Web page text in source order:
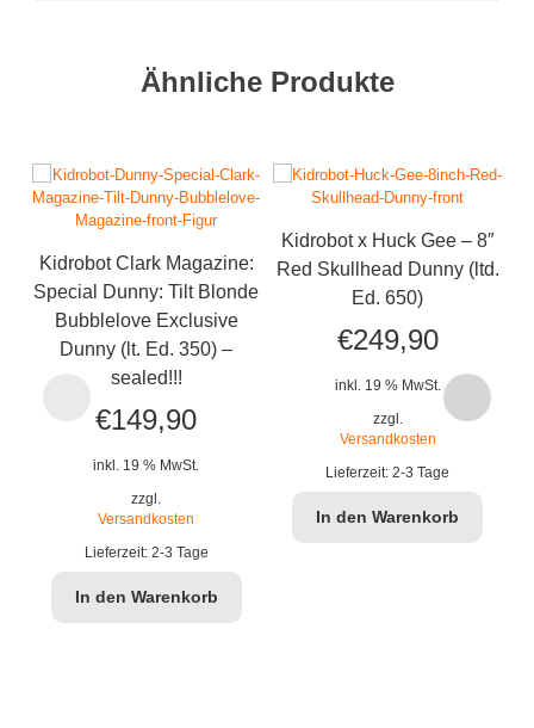
Ähnliche Produkte
Kidrobot Clark Magazine:
Special Dunny: Tilt Blonde
Bubblelove Exclusive
Dunny (lt. Ed. 350) –
sealed!!!
€149,90
inkl. 19 % MwSt.
zzgl.
Versandkosten
Lieferzeit: 2-3 Tage
In den Warenkorb
Kidrobot x Huck Gee – 8″
Red Skullhead Dunny (ltd.
Ed. 650)
€249,90
inkl. 19 % MwSt.
zzgl.
Versandkosten
Lieferzeit:2-3 Tage
In den Warenkorb